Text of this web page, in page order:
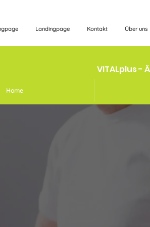
Landingpage Kontakt Über uns
VITALplus -
Home